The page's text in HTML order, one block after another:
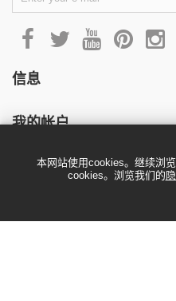
信息
我的帐户
本网站使用cookies。继续浏
cookies。浏览我们的